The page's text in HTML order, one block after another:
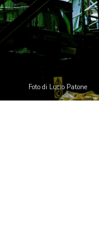
Foto di Lucio Patone